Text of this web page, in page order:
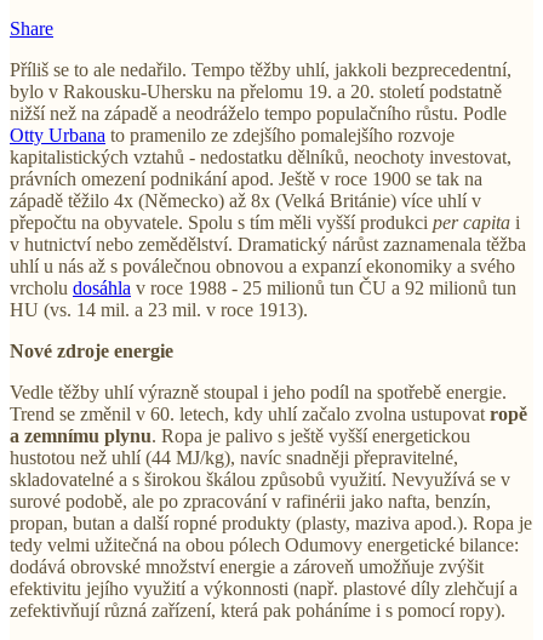
Share
Příliš se to ale nedařilo. Tempo těžby uhlí, jakkoli bezprecedentní,
bylo v Rakousku-Uhersku na přelomu 19. a 20. století podstatně
nižší než na západě a neodráželo tempo populačního růstu. Podle
Otty Urbana to pramenilo ze zdejšího pomalejšího rozvoje
kapitalistických vztahů - nedostatku dělníků, neochoty investovat,
právních omezení podnikání apod. Ještě v roce 1900 se tak na
západě těžilo 4x (Německo) až 8x (Velká Británie) více uhlí v
přepočtu na obyvatele. Spolu s tím měli vyšší produkci per capita i
v hutnictví nebo zemědělství. Dramatický nárůst zaznamenala těžba
uhlí u nás až s poválečnou obnovou a expanzí ekonomiky a svého
vrcholu dosáhla v roce 1988 - 25 milionů tun ČU a 92 milionů tun
HU (vs. 14 mil. a 23 mil. v roce 1913).
Nové zdroje energie
Vedle těžby uhlí výrazně stoupal i jeho podíl na spotřebě energie.
Trend se změnil v 60. letech, kdy uhlí začalo zvolna ustupovat ropě
a zemnímu plynu. Ropa je palivo s ještě vyšší energetickou
hustotou než uhlí (44 MJ/kg), navíc snadněji přepravitelné,
skladovatelné a s širokou škálou způsobů využití. Nevyužívá se v
surové podobě, ale po zpracování v rafinérii jako nafta, benzín,
propan, butan a další ropné produkty (plasty, maziva apod.). Ropa je
tedy velmi užitečná na obou pólech Odumovy energetické bilance:
dodává obrovské množství energie a zároveň umožňuje zvýšit
efektivitu jejího využití a výkonnosti (např. plastové díly zlehčují a
zefektivňují různá zařízení, která pak poháníme i s pomocí ropy).